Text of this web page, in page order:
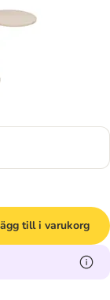
till i varukorg